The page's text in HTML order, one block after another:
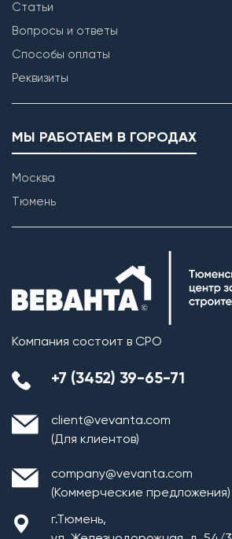
Статьи
Вопросы и ответы
Способы оплаты
Реквизиты
МЫ РАБОТАЕМ В ГОРОДАХ
Москва
Тюмень
Компания состоит в СРО
+7 (3452) 39-65-71
client@vevanta.com
(Для клиентов)
company@vevanta.com
(Коммерческие предложения)
г.Тюмень,